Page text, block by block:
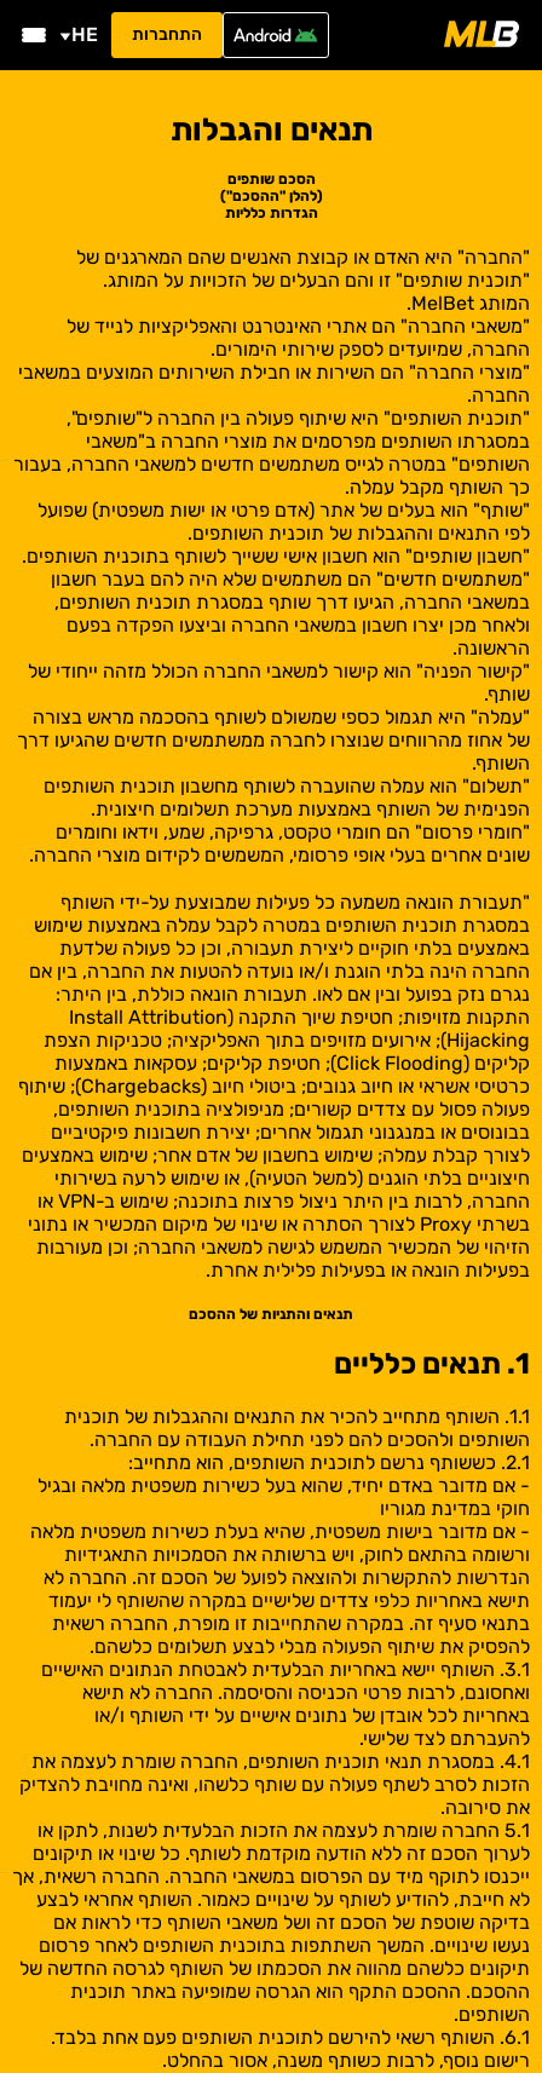
התחברות HE
תנאים והגבלות
הסכם שותפים
(להלן "ההסכם")
הגדרות כלליות
"החברה" היא האדם או קבוצת האנשים שהם המארגנים של
"תוכנית שותפים" זו והם הבעלים של הזכויות על המותג.
המותג MelBet.
"משאבי החברה" הם אתרי האינטרנט והאפליקציות לנייד של
החברה, שמיועדים לספק שירותי הימורים.
"מוצרי החברה" הם השירות או חבילת השירותים המוצעים במשאבי
החברה.
"תוכנית השותפים" היא שיתוף פעולה בין החברה ל"שותפים",
במסגרתו השותפים מפרסמים את מוצרי החברה ב"משאבי
השותפים" במטרה לגייס משתמשים חדשים למשאבי החברה, בעבור
כך השותף מקבל עמלה.
"שותף" הוא בעלים של אתר (אדם פרטי או ישות משפטית) שפועל
לפי התנאים וההגבלות של תוכנית השותפים.
"חשבון שותפים" הוא חשבון אישי ששייך לשותף בתוכנית השותפים.
"משתמשים חדשים" הם משתמשים שלא היה להם בעבר חשבון
במשאבי החברה, הגיעו דרך שותף במסגרת תוכנית השותפים,
ולאחר מכן יצרו חשבון במשאבי החברה וביצעו הפקדה בפעם
הראשונה.
"קישור הפניה" הוא קישור למשאבי החברה הכולל מזהה ייחודי של
שותף.
"עמלה" היא תגמול כספי שמשולם לשותף בהסכמה מראש בצורה
של אחוז מהרווחים שנוצרו לחברה ממשתמשים חדשים שהגיעו דרך
השותף.
"תשלום" הוא עמלה שהועברה לשותף מחשבון תוכנית השותפים
הפנימית של השותף באמצעות מערכת תשלומים חיצונית.
"חומרי פרסום" הם חומרי טקסט, גרפיקה, שמע, וידאו וחומרים
שונים אחרים בעלי אופי פרסומי, המשמשים לקידום מוצרי החברה.
"תעבורת הונאה משמעה כל פעילות שמבוצעת על-ידי השותף
במסגרת תוכנית השותפים במטרה לקבל עמלה באמצעות שימוש
באמצעים בלתי חוקיים ליצירת תעבורה, וכן כל פעולה שלדעת
החברה הינה בלתי הוגנת ו/או נועדה להטעות את החברה, בין אם
נגרם נזק בפועל ובין אם לאו. תעבורת הונאה כוללת, בין היתר:
התקנות מזויפות; חטיפת שיוך התקנה (Install Attribution
Hijacking); אירועים מזויפים בתוך האפליקציה; טכניקות הצפת
קליקים (Click Flooding); חטיפת קליקים; עסקאות באמצעות
כרטיסי אשראי או חיוב גנובים; ביטולי חיוב (Chargebacks); שיתוף
פעולה פסול עם צדדים קשורים; מניפולציה בתוכנית השותפים,
בבונוסים או במנגנוני תגמול אחרים; יצירת חשבונות פיקטיביים
לצורך קבלת עמלה; שימוש בחשבון של אדם אחר; שימוש באמצעים
חיצוניים בלתי הוגנים (למשל הטעיה), או שימוש לרעה בשירותי
החברה, לרבות בין היתר ניצול פרצות בתוכנה; שימוש ב-VPN או
בשרתי Proxy לצורך הסתרה או שינוי של מיקום המכשיר או נתוני
הזיהוי של המכשיר המשמש לגישה למשאבי החברה; וכן מעורבות
בפעילות הונאה או בפעילות פלילית אחרת.
תנאים והתניות של ההסכם
1. תנאים כלליים
1.1. השותף מתחייב להכיר את התנאים וההגבלות של תוכנית
השותפים ולהסכים להם לפני תחילת העבודה עם החברה.
2.1. כששותף נרשם לתוכנית השותפים, הוא מתחייב:
- אם מדובר באדם יחיד, שהוא בעל כשירות משפטית מלאה ובגיל
חוקי במדינת מגוריו
- אם מדובר בישות משפטית, שהיא בעלת כשירות משפטית מלאה
ורשומה בהתאם לחוק, ויש ברשותה את הסמכויות התאגידיות
הנדרשות להתקשרות ולהוצאה לפועל של הסכם זה. החברה לא
תישא באחריות כלפי צדדים שלישיים במקרה שהשותף לי יעמוד
בתנאי סעיף זה. במקרה שהתחייבות זו מופרת, החברה רשאית
להפסיק את שיתוף הפעולה מבלי לבצע תשלומים כלשהם.
3.1. השותף יישא באחריות הבלעדית לאבטחת הנתונים האישיים
ואחסונם, לרבות פרטי הכניסה והסיסמה. החברה לא תישא
באחריות לכל אובדן של נתונים אישיים על ידי השותף ו/או
להעברתם לצד שלישי.
4.1. במסגרת תנאי תוכנית השותפים, החברה שומרת לעצמה את
הזכות לסרב לשתף פעולה עם שותף כלשהו, ואינה מחויבת להצדיק
את סירובה.
5.1 החברה שומרת לעצמה את הזכות הבלעדית לשנות, לתקן או
לערוך הסכם זה ללא הודעה מוקדמת לשותף. כל שינוי או תיקונים
ייכנסו לתוקף מיד עם הפרסום במשאבי החברה. החברה רשאית, אך
לא חייבת, להודיע לשותף על שינויים כאמור. השותף אחראי לבצע
בדיקה שוטפת של הסכם זה ושל משאבי השותף כדי לראות אם
נעשו שינויים. המשך השתתפות בתוכנית השותפים לאחר פרסום
תיקונים כלשהם מהווה את הסכמתו של השותף לגרסה החדשה של
ההסכם. ההסכם התקף הוא הגרסה שמופיעה באתר תוכנית
השותפים.
6.1. השותף רשאי להירשם לתוכנית השותפים פעם אחת בלבד.
רישום נוסף, לרבות כשותף משנה, אסור בהחלט.